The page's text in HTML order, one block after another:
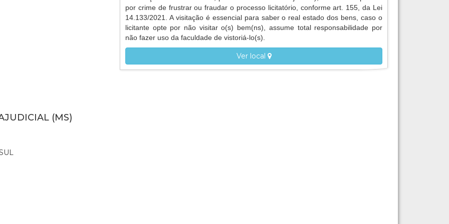
por crime de frustrar ou fraudar o processo licitatório, conforme art. 155, da Lei
14.133/2021. A visitação é essencial para saber o real estado dos bens, caso o
licitante opte por não visitar o(s) bem(ns), assume total responsabilidade por
não fazer uso da faculdade de vistoriá-lo(s).
Ver local
(MS)